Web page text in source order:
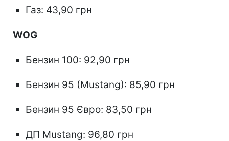
Газ: 43,90 грн
WOG
Бензин 100: 92,90 грн
Бензин 95 (Mustang): 85,90 грн
Бензин 95 Євро: 83,50 грн
ДП Mustang: 96,80 грн